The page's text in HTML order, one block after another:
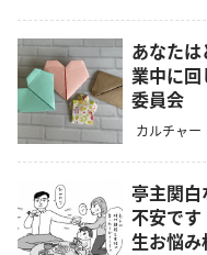
あなた
業中に
委員会
カルチャー
亭主関
不安で
生お悩み